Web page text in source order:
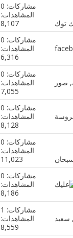
مشاركات: 0
المشاهدات:
8,107
مشاركات: 0
المشاهدات:
6,316
مشاركات: 0
المشاهدات:
7,055
مشاركات: 0
المشاهدات:
8,128
مشاركات: 0
المشاهدات:
11,023
مشاركات: 0
المشاهدات:
8,186
مشاركات: 1
المشاهدات:
8,559